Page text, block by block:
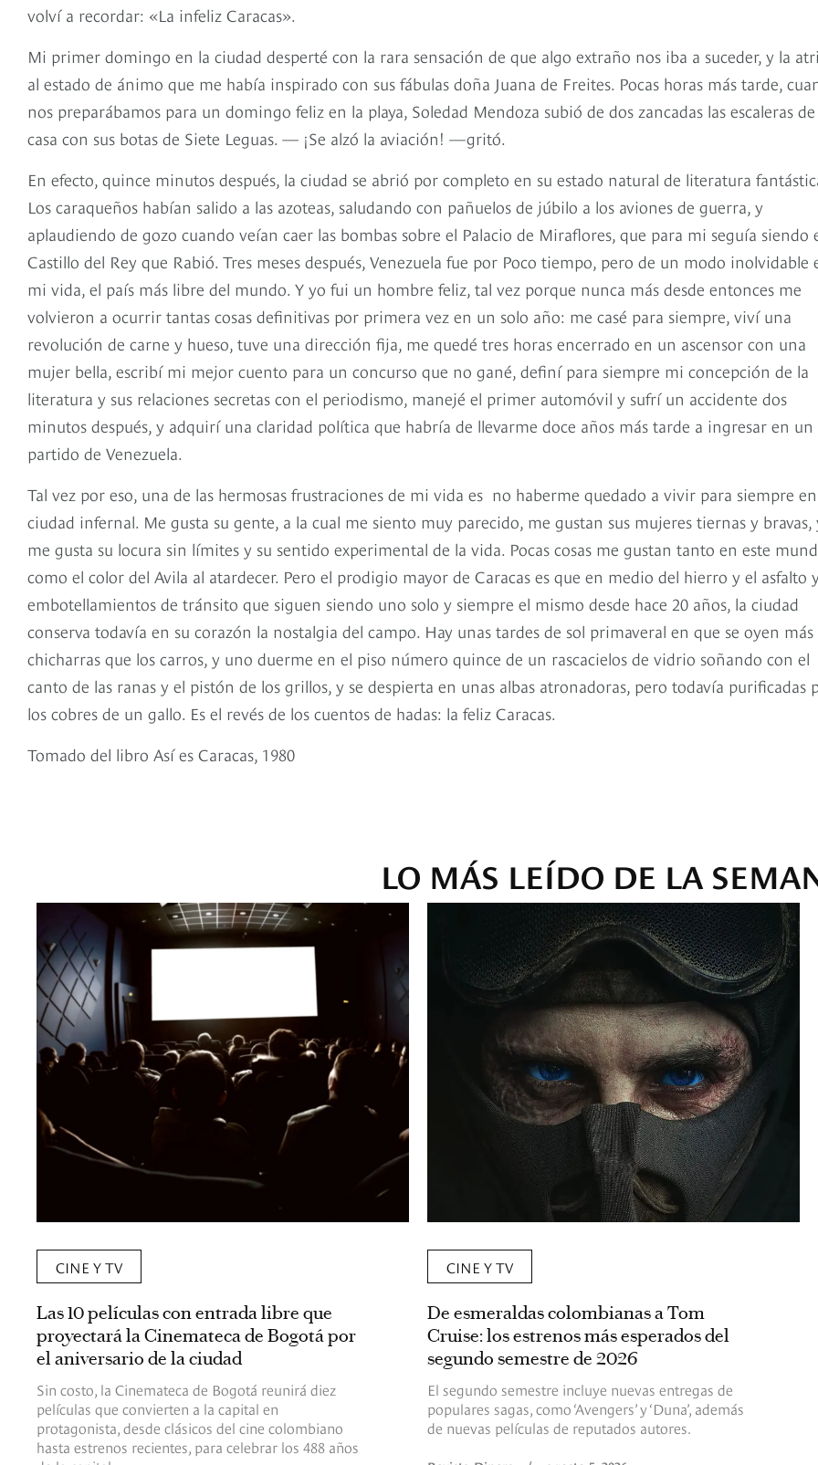
volví a recordar: «La infeliz Caracas».
Mi primer domingo en la ciudad desperté con la rara sensación de que algo extraño nos iba a suceder, y la
al estado de ánimo que me había inspirado con sus fábulas doña Juana de Freites. Pocas horas más tarde,
nos preparábamos para un domingo feliz en la playa, Soledad Mendoza subió de dos zancadas las escaleras
casa con sus botas de Siete Leguas. — ¡Se alzó la aviación! —gritó.
En efecto, quince minutos después, la ciudad se abrió por completo en su estado natural de literatura
Los caraqueños habían salido a las azoteas, saludando con pañuelos de júbilo a los aviones de guerra, y
aplaudiendo de gozo cuando veían caer las bombas sobre el Palacio de Miraflores, que para mi seguía siendo
Castillo del Rey que Rabió. Tres meses después, Venezuela fue por Poco tiempo, pero de un modo inolvidable
mi vida, el país más libre del mundo. Y yo fui un hombre feliz, tal vez porque nunca más desde entonces me
volvieron a ocurrir tantas cosas definitivas por primera vez en un solo año: me casé para siempre, viví una
revolución de carne y hueso, tuve una dirección fija, me quedé tres horas encerrado en un ascensor con una
mujer bella, escribí mi mejor cuento para un concurso que no gané, definí para siempre mi concepción de la
literatura y sus relaciones secretas con el periodismo, manejé el primer automóvil y sufrí un accidente dos
minutos después, y adquirí una claridad política que habría de llevarme doce años más tarde a ingresar en un
partido de Venezuela.
Tal vez por eso, una de las hermosas frustraciones de mi vida es no haberme quedado a vivir para siempre en
ciudad infernal. Me gusta su gente, a la cual me siento muy parecido, me gustan sus mujeres tiernas y bravas,
me gusta su locura sin límites y su sentido experimental de la vida. Pocas cosas me gustan tanto en este
como el color del Avila al atardecer. Pero el prodigio mayor de Caracas es que en medio del hierro y el asfalto
embotellamientos de tránsito que siguen siendo uno solo y siempre el mismo desde hace 20 años, la ciudad
conserva todavía en su corazón la nostalgia del campo. Hay unas tardes de sol primaveral en que se oyen más
chicharras que los carros, y uno duerme en el piso número quince de un rascacielos de vidrio soñando con el
canto de las ranas y el pistón de los grillos, y se despierta en unas albas atronadoras, pero todavía purificadas
los cobres de un gallo. Es el revés de los cuentos de hadas: la feliz Caracas.
Tomado del libro Así es Caracas, 1980
LO MÁS LEÍDO DE LA
CINE Y TV
Las 10 películas con entrada libre que
proyectará la Cinemateca de Bogotá por
el aniversario de la ciudad
Sin costo, la Cinemateca de Bogotá reunirá diez
películas que convierten a la capital en
protagonista, desde clásicos del cine colombiano
hasta estrenos recientes, para celebrar los 488 años
CINE Y TV
De esmeraldas colombianas a Tom
Cruise: los estrenos más esperados del
segundo semestre de 2026
El segundo semestre incluye nuevas entregas de
populares sagas, como ‘Avengers’ y ‘Duna’, además
de nuevas películas de reputados autores.